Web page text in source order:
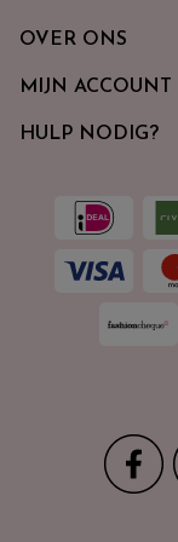
OVER ONS
MIJN ACCOUNT
HULP NODIG?